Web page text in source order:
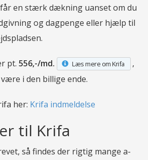
en stærk dækning uanset om du
og dagpenge eller hjælp til
pt. 556,-/md. Læs mere om Krifa
,
i den billige ende.
her: Krifa indmeldelse
til Krifa
så findes der rigtig mange a-